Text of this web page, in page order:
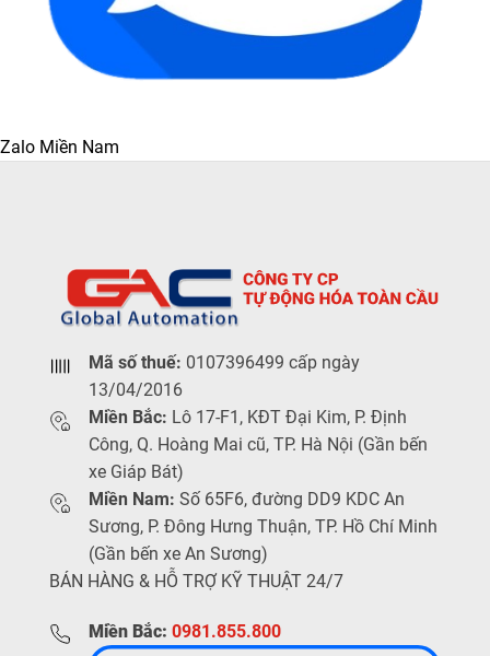
Zalo Miền Nam
Mã số thuế: 0107396499 cấp ngày
13/04/2016
Miền Bắc: Lô 17-F1, KĐT Đại Kim, P. Định
Công, Q. Hoàng Mai cũ, TP. Hà Nội (Gần bến
xe Giáp Bát)
Miền Nam: Số 65F6, đường DD9 KDC An
Sương, P. Đông Hưng Thuận, TP. Hồ Chí Minh
(Gần bến xe An Sương)
BÁN HÀNG & HỖ TRỢ KỸ THUẬT 24/7
Miền Bắc: 0981.855.800